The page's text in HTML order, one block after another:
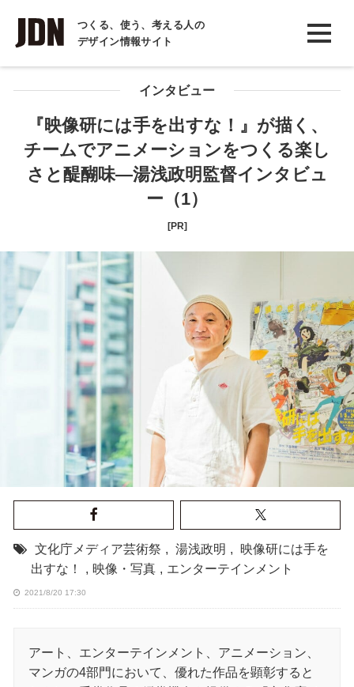
つくる、使う、考える人の
デザイン情報サイト
INTERVIEW
インタビュー
REPORT
COLUMN
コラム
インタビュー
『映像研には手を出すな！』が描く、
チームでアニメーションをつくる楽し
さと醍醐味―湯浅政明監督インタビュ
ー（1）
[PR]
文化庁メディア芸術祭 , 湯浅政明 ,
映像研には手を
出すな！
, 映像・写真 , エンターテインメント
2021/8/20 17:30
アート、エンターテインメント、アニメーション、
マンガの4部門において、優れた作品を顕彰すると